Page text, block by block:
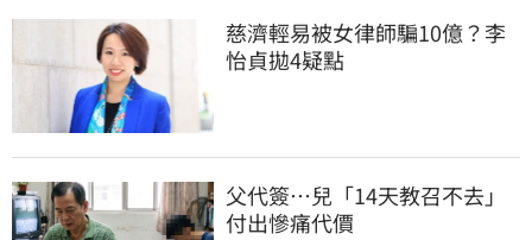
慈濟輕易被女律師騙10億？李
怡貞拋4疑點
父代簽…兒「14天教召不去」
付出慘痛代價